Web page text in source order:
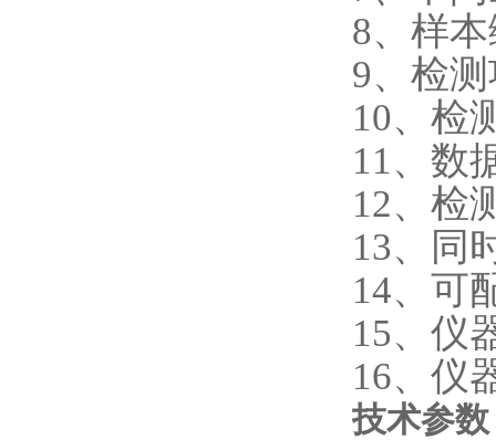
8、样
9、检
10、检
11、数
12、检
13、同
14、可
15、仪
16、仪
技术参